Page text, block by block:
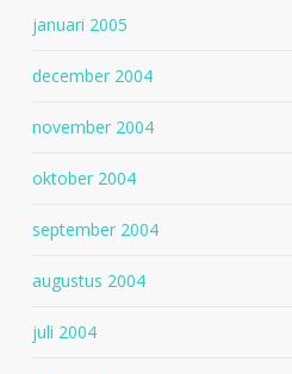
januari 2005
december 2004
november 2004
oktober 2004
september 2004
augustus 2004
juli 2004